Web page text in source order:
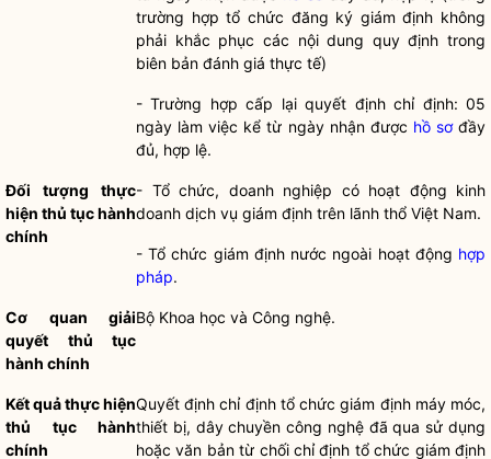
trường hợp tổ chức đăng ký giám định không
phải khắc phục các nội dung quy định trong
biên bản đánh giá thực tế)
-Trường hợp cấp lại quyết định chỉ định: 05
ngày làm việc kể từ ngày nhận được hồ sơđầy
đủ, hợp lệ.
Đối tượng thực
hiện thủ tục hành
chính
- Tổ chức, doanh nghiệp có hoạt động kinh
doanh dịch vụ giám định trên lãnh thổ Việt Nam.
-Tổ chức giám định nước ngoài hoạt động hợp
pháp.
Cơ quan giải
quyết thủ tục
hành chính
Bộ Khoa học và Công nghệ.
Kết quả thực hiện
thủ tục hành
chính
Quyết định chỉ định tổ chức giám định máy móc,
thiết bị, dây chuyền công nghệ đã qua sử dụng
hoặc văn bản từ chối chỉ định tổ chức giám định